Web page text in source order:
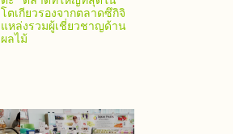
โตเกียวรองจากตลาดซึกิจิ
แหล่งรวมผู้เชี่ยวชาญด้าน
ผลไม้